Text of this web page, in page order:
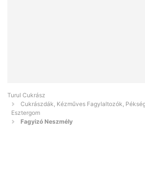
Turul Cukrász
Cukrászdák, Kézműves Fagylaltozók,
Esztergom
Fagyizó Neszmély